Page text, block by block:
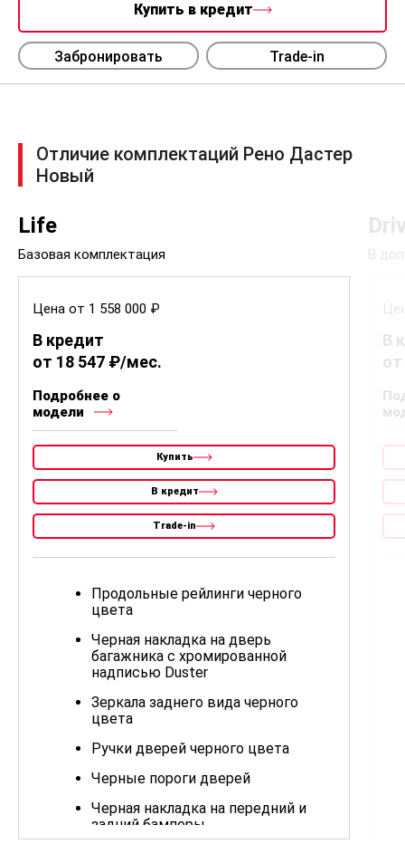
Купить в кредит
Забронировать Trade-in
Отличие комплектаций Рено Дастер
Новый
Life
Базовая комплектация
Цена от 1 558 000 ₽
В кредит
от 18 547 ₽/мес.
Подробнее о
модели
Купить
В кредит
Trade-in
Продольные рейлинги черного
цвета
Черная накладка на дверь
багажника с хромированной
надписью Duster
Зеркала заднего вида черного
цвета
Ручки дверей черного цвета
Черные пороги дверей
Черная накладка на передний и
задний бамперы
В
В